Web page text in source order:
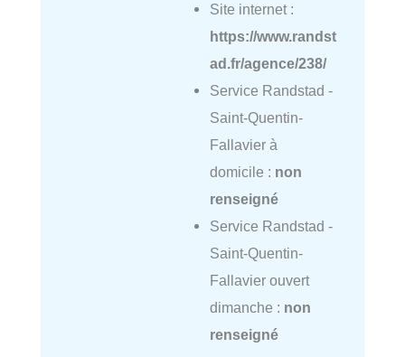
Site internet :
https://www.randst
ad.fr/agence/238/
Service Randstad -
Saint-Quentin-
Fallavier à
domicile : non
renseigné
Service Randstad -
Saint-Quentin-
Fallavier ouvert
dimanche : non
renseigné